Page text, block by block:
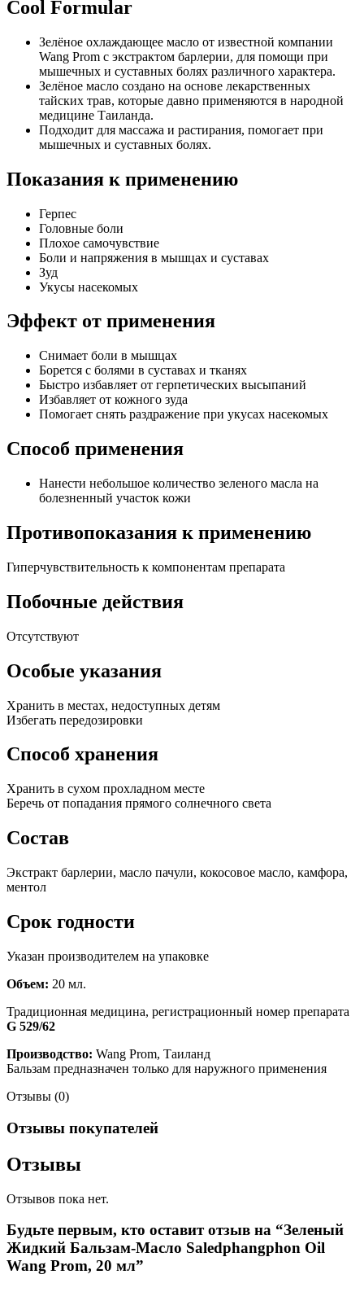
Cool Formular
Зелёное охлаждающее масло от известной компании
Wang Prom с экстрактом барлерии, для помощи при
мышечных и суставных болях различного характера.
Зелёное масло создано на основе лекарственных
тайских трав, которые давно применяются в народной
медицине Таиланда.
Подходит для массажа и растирания, помогает при
мышечных и суставных болях.
Показания к применению
Герпес
Головные боли
Плохое самочувствие
Боли и напряжения в мышцах и суставах
Зуд
Укусы насекомых
Эффект от применения
Снимает боли в мышцах
Борется с болями в суставах и тканях
Быстро избавляет от герпетических высыпаний
Избавляет от кожного зуда
Помогает снять раздражение при укусах насекомых
Способ применения
Нанести небольшое количество зеленого масла на
болезненный участок кожи
Противопоказания к применению
Гиперчувствительность к компонентам препарата
Побочные действия
Отсутствуют
Особые указания
Хранить в местах, недоступных детям
Избегать передозировки
Способ хранения
Хранить в сухом прохладном месте
Беречь от попадания прямого солнечного света
Состав
Экстракт барлерии, масло пачули, кокосовое масло, камфора,
ментол
Срок годности
Указан производителем на упаковке
Объем: 20 мл.
Традиционная медицина, регистрационный номер препарата
G 529/62
Производство: Wang Prom, Таиланд
Бальзам предназначен только для наружного применения
Отзывы (0)
Отзывы покупателей
Отзывы
Отзывов пока нет.
Будьте первым, кто оставит отзыв на “Зеленый
Жидкий Бальзам-Масло Saledphangphon Oil
Wang Prom, 20 мл”